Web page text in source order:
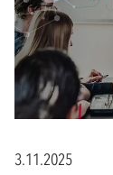
3.11.2025